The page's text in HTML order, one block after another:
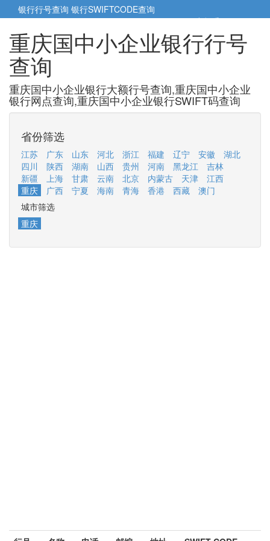
银行行号查询 银行SWIFTCODE查询
5cm小帮手5cm.cn
重庆国中小企业银行行号
查询
重庆国中小企业银行大额行号查询,重庆国中小企业
银行网点查询,重庆国中小企业银行SWIFT码查询
省份筛选
江苏 广东 山东 河北 浙江 福建 辽宁 安徽
湖北
四川
陕西 湖南 山西 贵州 河南 黑龙江
吉林
新疆
上海 甘肃 云南 北京 内蒙古 天津
江西
重庆
广西 宁夏 海南 青海 香港 西藏
澳门
城市筛选
重庆